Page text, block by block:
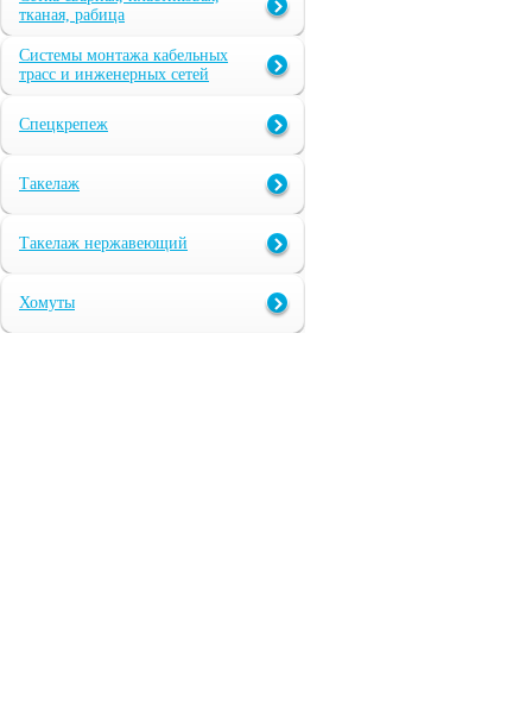
тканая, рабица
Системы монтажа кабельных
трасс и инженерных сетей
Спецкрепеж
Такелаж
Такелаж нержавеющий
Хомуты